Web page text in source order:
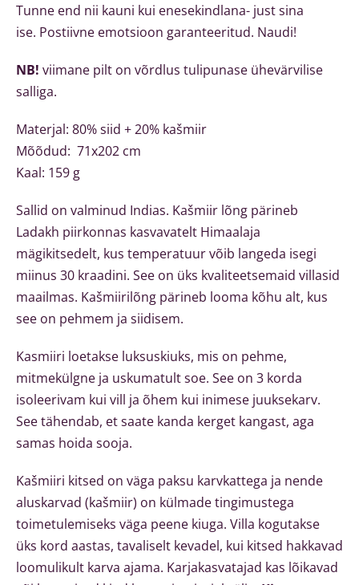
Tunne end nii kauni kui enesekindlana- just sina
ise. Postiivne emotsioon garanteeritud. Naudi!
NB! viimane pilt on võrdlus tulipunase ühevärvilise
salliga.
Materjal: 80% siid + 20% kašmiir
Mõõdud: 71x202 cm
Kaal: 159 g
Sallid on valminud Indias. Kašmiir lõng pärineb
Ladakh piirkonnas kasvavatelt Himaalaja
mägikitsedelt, kus temperatuur võib langeda isegi
miinus 30 kraadini. See on üks kvaliteetsemaid villasid
maailmas. Kašmiirilõng pärineb looma kõhu alt, kus
see on pehmem ja siidisem.
Kasmiiri loetakse luksuskiuks, mis on pehme,
mitmekülgne ja uskumatult soe. See on 3 korda
isoleerivam kui vill ja õhem kui inimese juuksekarv.
See tähendab, et saate kanda kerget kangast, aga
samas hoida sooja.
Kašmiiri kitsed on väga paksu karvkattega ja nende
aluskarvad (kašmiir) on külmade tingimustega
toimetulemiseks väga peene kiuga. Villa kogutakse
üks kord aastas, tavaliselt kevadel, kui kitsed hakkavad
loomulikult karva ajama. Karjakasvatajad kas lõikavad